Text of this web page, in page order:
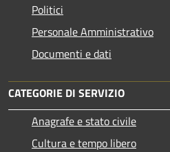
Politici
Personale Amministrativo
Documenti e dati
CATEGORIE DI SERVIZIO
Anagrafe e stato civile
Cultura e tempo libero